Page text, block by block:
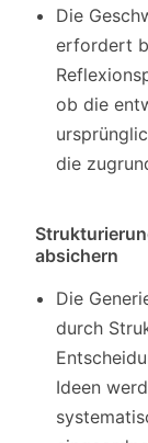
Die
erfordert
ob die
die
absichern
Die
durch
Ideen